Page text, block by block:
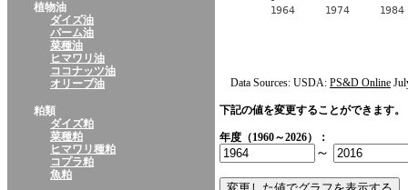
植物油
ダイズ油
パーム油
菜種油
ヒマワリ油
ココナッツ油
オリーブ油
粕類
ダイズ粕
菜種粕
ヒマワリ種粕
コプラ粕
魚粕
Data Sources: USDA: PS&D Online
下記の値を変更することができます。
年度（1960～2026）：
～